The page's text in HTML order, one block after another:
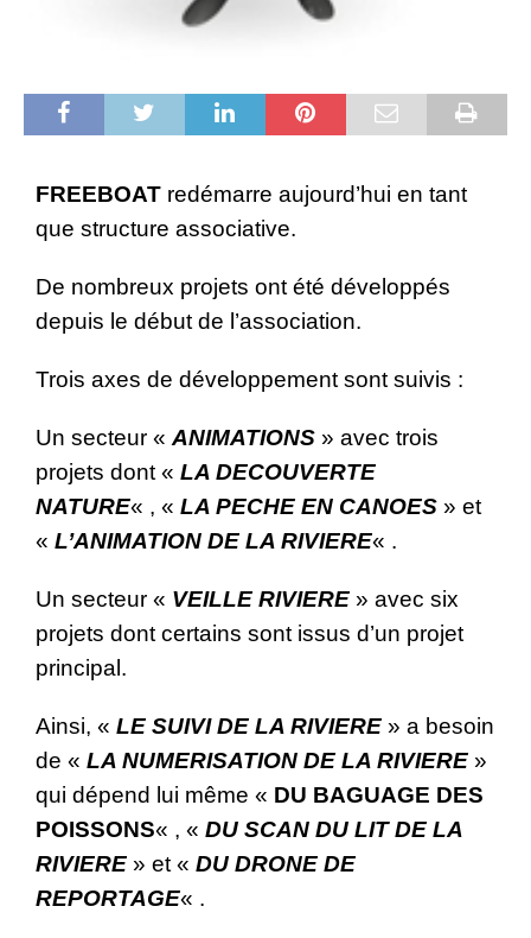
FREEBOAT redémarre aujourd’hui en tant
que structure associative.
De nombreux projets ont été développés
depuis le début de l’association.
Trois axes de développement sont suivis :
Un secteur « ANIMATIONS » avec trois
projets dont « LA DECOUVERTE
NATURE« , « LA PECHE EN CANOES » et
« L’ANIMATION DE LA RIVIERE« .
Un secteur « VEILLE RIVIERE » avec six
projets dont certains sont issus d’un projet
principal.
Ainsi, « LE SUIVI DE LA RIVIERE » a besoin
de « LA NUMERISATION DE LA RIVIERE »
qui dépend lui même « DU BAGUAGE DES
POISSONS« , « DU SCAN DU LIT DE LA
RIVIERE » et « DU DRONE DE
REPORTAGE« .